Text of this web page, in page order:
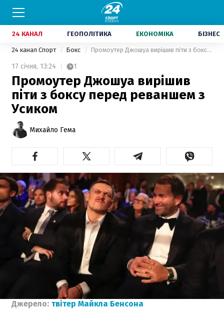
24 КАНАЛ ГЕОПОЛІТИКА ЕКОНОМІКА БІЗНЕС
24 канал Спорт Бокс Промоутер Джошуа вирішив піти з боксу перед реваншем з Усиком
17 січня, 13:24 1
Промоутер Джошуа вирішив
піти з боксу перед реваншем з
Усиком
Михайло Гема
Джерело: твітер Майкла Бенсона